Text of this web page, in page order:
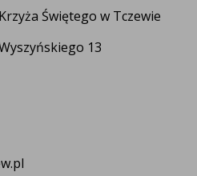
Świętego w Tczewie
13